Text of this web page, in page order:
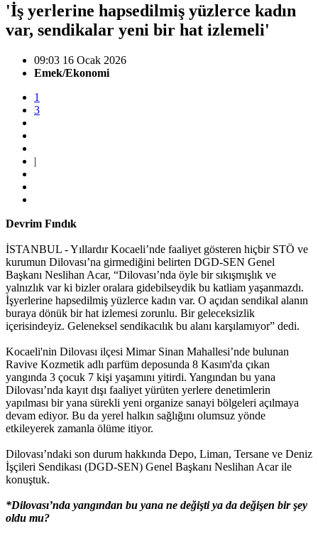
'İş yerlerine hapsedilmiş yüzlerce kadın
var, sendikalar yeni bir hat izlemeli'
09:03 16 Ocak 2026
Emek/Ekonomi
1
3
|
Devrim Fındık
İSTANBUL - Yıllardır Kocaeli’nde faaliyet gösteren hiçbir STÖ ve
kurumun Dilovası’na girmediğini belirten DGD-SEN Genel
Başkanı Neslihan Acar, “Dilovası’nda öyle bir sıkışmışlık ve
yalnızlık var ki bizler oralara gidebilseydik bu katliam yaşanmazdı.
İşyerlerine hapsedilmiş yüzlerce kadın var. O açıdan sendikal alanın
buraya dönük bir hat izlemesi zorunlu. Bir geleceksizlik
içerisindeyiz. Geleneksel sendikacılık bu alanı karşılamıyor” dedi.
Kocaeli'nin Dilovası ilçesi Mimar Sinan Mahallesi’nde bulunan
Ravive Kozmetik adlı parfüm deposunda 8 Kasım'da çıkan
yangında 3 çocuk 7 kişi yaşamını yitirdi. Yangından bu yana
Dilovası’nda kayıt dışı faaliyet yürüten yerlere denetimlerin
yapılması bir yana sürekli yeni organize sanayi bölgeleri açılmaya
devam ediyor. Bu da yerel halkın sağlığını olumsuz yönde
etkileyerek zamanla ölüme itiyor.
Dilovası’ndaki son durum hakkında Depo, Liman, Tersane ve Deniz
İşçileri Sendikası (DGD-SEN) Genel Başkanı Neslihan Acar ile
konuştuk.
*Dilovası’nda yangından bu yana ne değişti ya da değişen bir şey
oldu mu?